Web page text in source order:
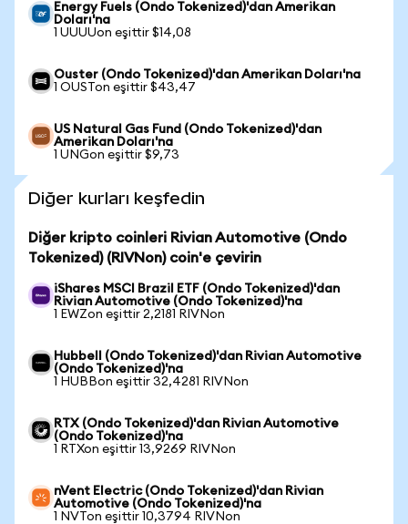
Energy Fuels (Ondo Tokenized)'dan Amerikan
Doları'na
1 UUUUon eşittir $14,08
Ouster (Ondo Tokenized)'dan Amerikan Doları'na
1 OUSTon eşittir $43,47
US Natural Gas Fund (Ondo Tokenized)'dan
Amerikan Doları'na
1 UNGon eşittir $9,73
Diğer kurları keşfedin
Diğer kripto coinleri Rivian Automotive (Ondo
Tokenized) (RIVNon) coin'e çevirin
iShares MSCI Brazil ETF (Ondo Tokenized)'dan
Rivian Automotive (Ondo Tokenized)'na
1 EWZon eşittir 2,2181 RIVNon
Hubbell (Ondo Tokenized)'dan Rivian Automotive
(Ondo Tokenized)'na
1 HUBBon eşittir 32,4281 RIVNon
RTX (Ondo Tokenized)'dan Rivian Automotive
(Ondo Tokenized)'na
1 RTXon eşittir 13,9269 RIVNon
nVent Electric (Ondo Tokenized)'dan Rivian
Automotive (Ondo Tokenized)'na
1 NVTon eşittir 10,3794 RIVNon